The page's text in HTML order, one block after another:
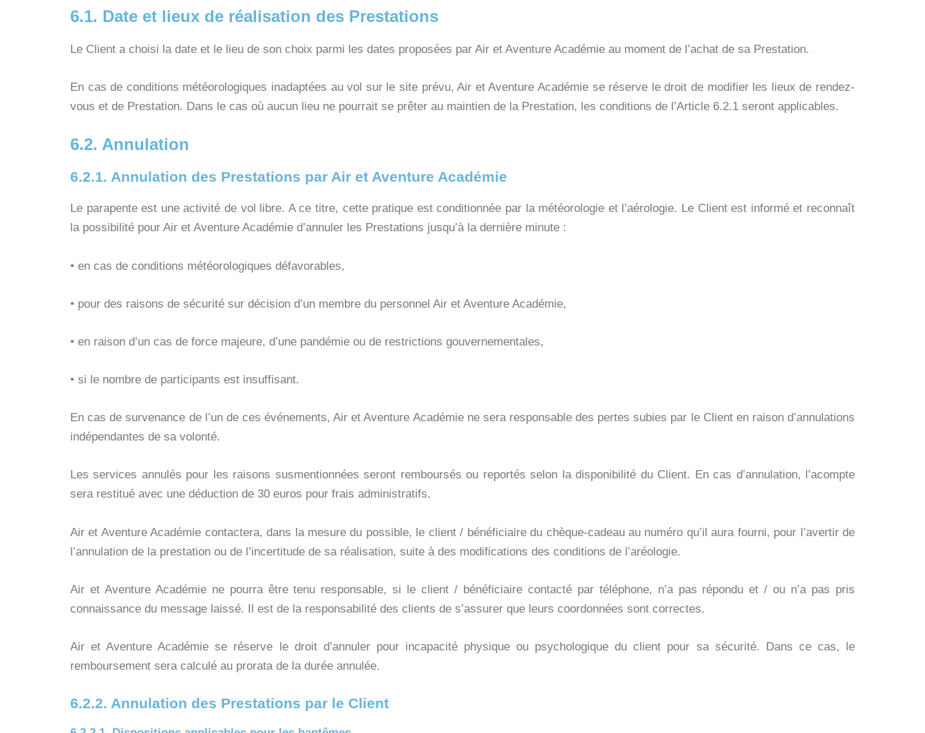
6.1. Date et lieux de réalisation des Prestations
Le Client a choisi la date et le lieu de son choix parmi les dates proposées par Air et Aventure Académie au moment de l’achat de sa Prestation.
En cas de conditions météorologiques inadaptées au vol sur le site prévu, Air et Aventure Académie se réserve le droit de modifier les lieux de rendez-
vous et de Prestation. Dans le cas où aucun lieu ne pourrait se prêter au maintien de la Prestation, les conditions de l’Article 6.2.1 seront applicables.
6.2. Annulation
6.2.1. Annulation des Prestations par Air et Aventure Académie
Le parapente est une activité de vol libre. A ce titre, cette pratique est conditionnée par la météorologie et l’aérologie. Le Client est informé et reconnaît
la possibilité pour Air et Aventure Académie d’annuler les Prestations jusqu’à la dernière minute :
• en cas de conditions météorologiques défavorables,
• pour des raisons de sécurité sur décision d’un membre du personnel Air et Aventure Académie,
• en raison d’un cas de force majeure, d’une pandémie ou de restrictions gouvernementales,
• si le nombre de participants est insuffisant.
En cas de survenance de l’un de ces événements, Air et Aventure Académie ne sera responsable des pertes subies par le Client en raison d’annulations
indépendantes de sa volonté.
Les services annulés pour les raisons susmentionnées seront remboursés ou reportés selon la disponibilité du Client. En cas d’annulation, l’acompte
sera restitué avec une déduction de 30 euros pour frais administratifs.
Air et Aventure Académie contactera, dans la mesure du possible, le client / bénéficiaire du chèque-cadeau au numéro qu’il aura fourni, pour l’avertir de
l’annulation de la prestation ou de l’incertitude de sa réalisation, suite à des modifications des conditions de l’aréologie.
Air et Aventure Académie ne pourra être tenu responsable, si le client / bénéficiaire contacté par téléphone, n’a pas répondu et / ou n’a pas pris
connaissance du message laissé. Il est de la responsabilité des clients de s’assurer que leurs coordonnées sont correctes.
Air et Aventure Académie se réserve le droit d’annuler pour incapacité physique ou psychologique du client pour sa sécurité. Dans ce cas, le
remboursement sera calculé au prorata de la durée annulée.
6.2.2. Annulation des Prestations par le Client